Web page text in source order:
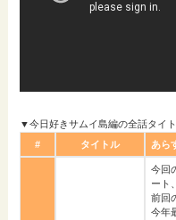
▼今日好きサムイ島編の全話タイ
#
タイトル あら
今回
ート
前回
今年